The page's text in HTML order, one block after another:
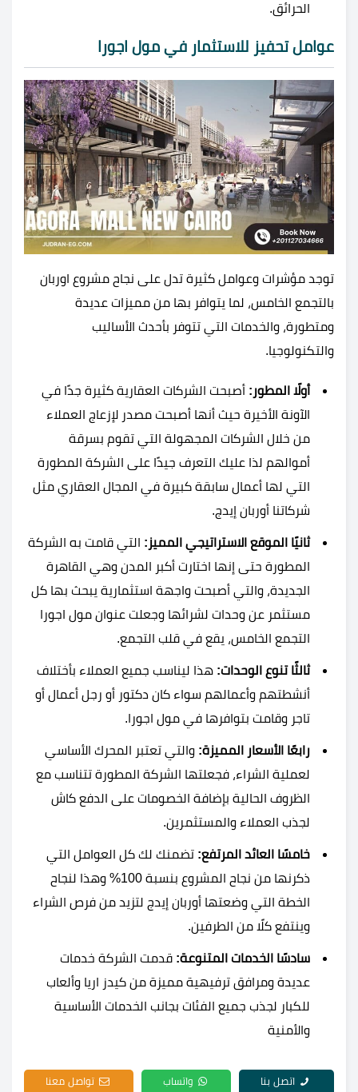
الحرائق.
عوامل تحفيز للاستثمار في مول اجورا
توجد مؤشرات وعوامل كثيرة تدل على نجاح مشروع اوربان
بالتجمع الخامس، لما يتوافر بها من مميزات عديدة
ومتطورة، والخدمات التي تتوفر بأحدث الأساليب
والتكنولوجيا.
أولًا المطور: أصبحت الشركات العقارية كثيرة جدًا في
الآونة الأخيرة حيث أنها أصبحت مصدر لإزعاج العملاء
من خلال الشركات المجهولة التي تقوم بسرقة
أموالهم لذا عليك التعرف جيدًا على الشركة المطورة
التي لها أعمال سابقة كبيرة في المجال العقاري مثل
شركاتنا أوربان إيدج.
ثانيًا الموقع الاستراتيجي المميز: التي قامت به الشركة
المطورة حتى إنها اختارت أكبر المدن وهي القاهرة
الجديدة، والتي أصبحت واجهة استثمارية يبحث بها كل
مستثمر عن وحدات لشرائها وجعلت عنوان مول اجورا
التجمع الخامس، يقع في قلب التجمع.
ثالثًا تنوع الوحدات: هذا ليناسب جميع العملاء بأختلاف
أنشطتهم وأعمالهم سواء كان دكتور أو رجل أعمال أو
تاجر وقامت بتوافرها في مول اجورا.
رابعًا الأسعار المميزة: والتي تعتبر المحرك الأساسي
لعملية الشراء، فجعلتها الشركة المطورة تتناسب مع
الظروف الحالية بإضافة الخصومات على الدفع كاش
لجذب العملاء والمستثمرين.
خامسًا العائد المرتفع: تضمنك لك كل العوامل التي
ذكرنها من نجاح المشروع بنسبة 100% وهذا لنجاح
الخطة التي وضعتها أوربان إيدج لتزيد من فرص الشراء
وينتفع كلًا من الطرفين.
سادسًا الخدمات المتنوعة: قدمت الشركة خدمات
عديدة ومرافق ترفيهية مميزة من كيدز اريا وألعاب
للكبار لجذب جميع الفئات بجانب الخدمات الأساسية
والأمنية
اتصل بنا واتساب تواصل معنا